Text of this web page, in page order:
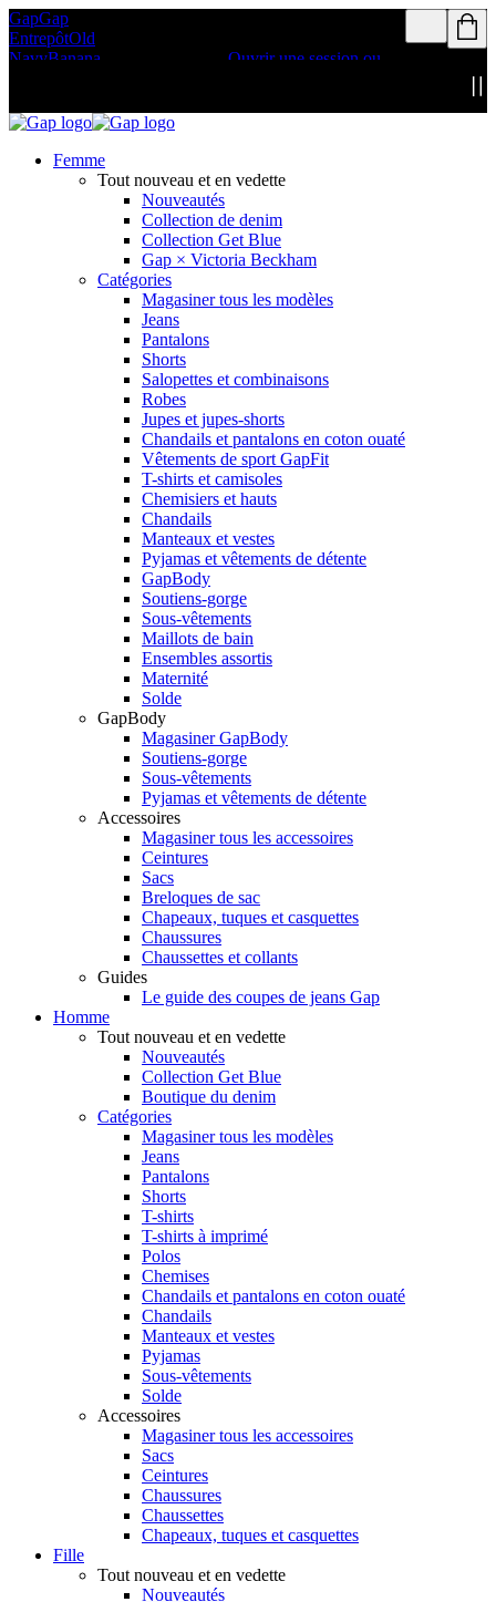
GapGap
EntrepôtOld
NavyBanana
livraison gratuiteOuvrir une session ou
Femme
Tout nouveau et en vedette
Nouveautés
Collection de denim
Collection Get Blue
Gap × Victoria Beckham
Catégories
Magasiner tous les modèles
Jeans
Pantalons
Shorts
Salopettes et combinaisons
Robes
Jupes et jupes-shorts
Chandails et pantalons en coton ouaté
Vêtements de sport GapFit
T-shirts et camisoles
Chemisiers et hauts
Chandails
Manteaux et vestes
Pyjamas et vêtements de détente
GapBody
Soutiens-gorge
Sous-vêtements
Maillots de bain
Ensembles assortis
Maternité
Solde
GapBody
Magasiner GapBody
Soutiens-gorge
Sous-vêtements
Pyjamas et vêtements de détente
Accessoires
Magasiner tous les accessoires
Ceintures
Sacs
Breloques de sac
Chapeaux, tuques et casquettes
Chaussures
Chaussettes et collants
Guides
Le guide des coupes de jeans Gap
Homme
Tout nouveau et en vedette
Nouveautés
Collection Get Blue
Boutique du denim
Catégories
Magasiner tous les modèles
Jeans
Pantalons
Shorts
T-shirts
T-shirts à imprimé
Polos
Chemises
Chandails et pantalons en coton ouaté
Chandails
Manteaux et vestes
Pyjamas
Sous-vêtements
Solde
Accessoires
Magasiner tous les accessoires
Sacs
Ceintures
Chaussures
Chaussettes
Chapeaux, tuques et casquettes
Fille
Tout nouveau et en vedette
Nouveautés